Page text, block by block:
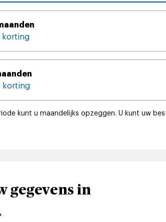
korting
korting
kunt u maandelijks opzeggen. U kunt uw
gegevens in